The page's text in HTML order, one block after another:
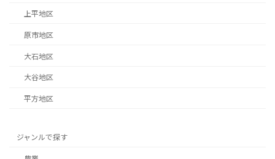
上平地区
原市地区
大石地区
大谷地区
平方地区
ジャンルで探す